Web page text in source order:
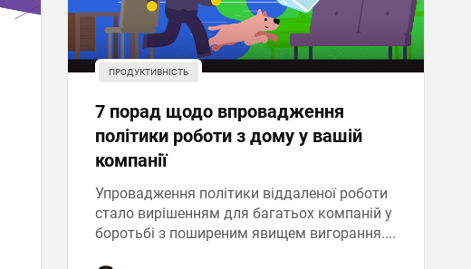
ПРОДУКТИВНІСТЬ
7 порад щодо впровадження
політики роботи з дому у вашій
компанії
Упровадження політики віддаленої роботи
стало вирішенням для багатьох компаній у
боротьбі з поширеним явищем вигорання....